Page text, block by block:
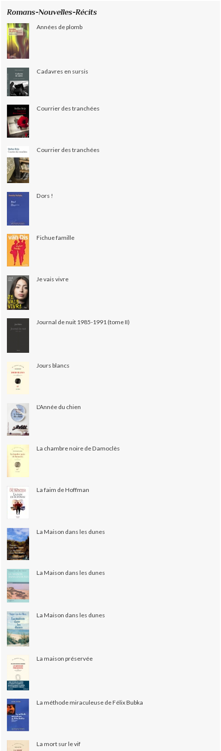
Romans-Nouvelles-Récits
Années de plomb
Cadavres en sursis
Courrier des tranchées
Courrier des tranchées
Dors !
Fichue famille
Je vais vivre
Journal de nuit 1985-1991 (tome II)
Jours blancs
L'Année du chien
La chambre noire de Damoclès
La faim de Hoffman
La Maison dans les dunes
La Maison dans les dunes
La Maison dans les dunes
La maison préservée
La méthode miraculeuse de Félix Bubka
La mort sur le vif